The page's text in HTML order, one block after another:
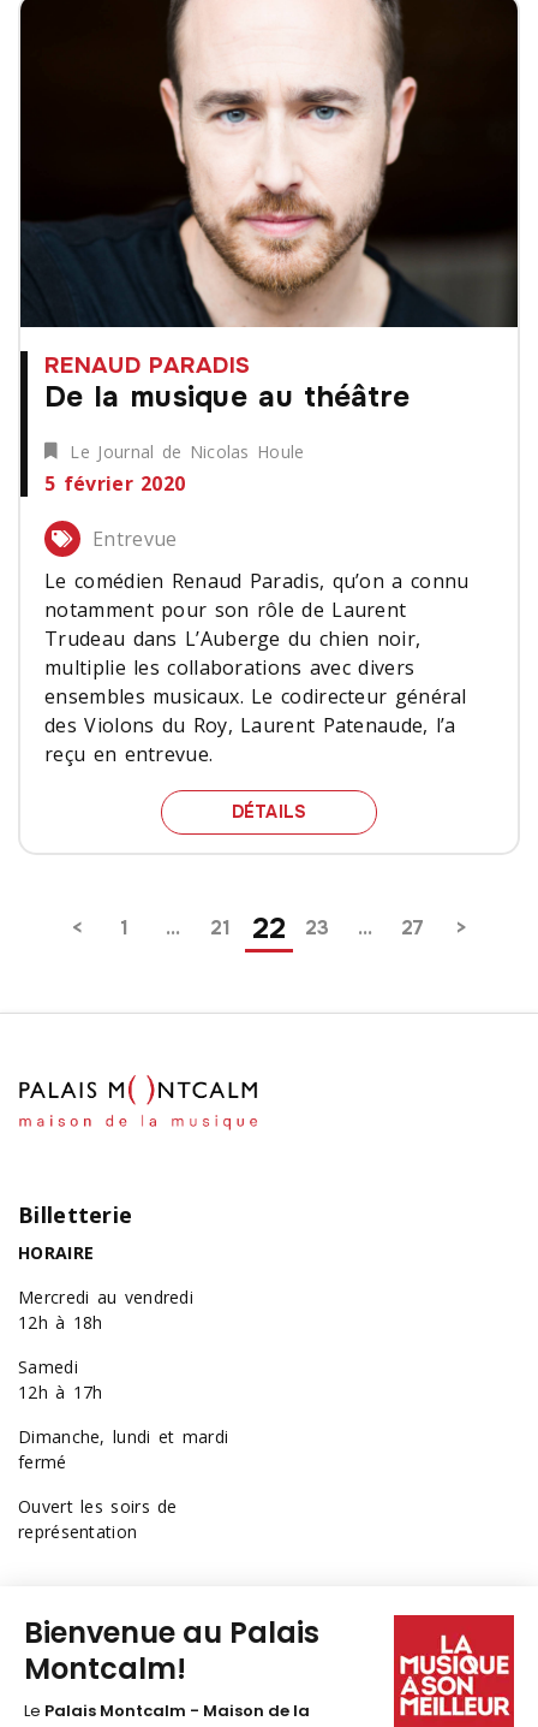
RENAUD PARADIS
De la musique au théâtre
Le Journal de Nicolas Houle
5 février 2020
Entrevue
Le comédien Renaud Paradis, qu’on a connu
notamment pour son rôle de Laurent
Trudeau dans L’Auberge du chien noir,
multiplie les collaborations avec divers
ensembles musicaux. Le codirecteur général
des Violons du Roy, Laurent Patenaude, l’a
reçu en entrevue.
DÉTAILS DE LA MUSIQUE AU
Pagination
1 … 21 22 23 … 27
Billetterie
HORAIRE
Mercredi au vendredi
12h à 18h
Samedi
12h à 17h
Dimanche, lundi et mardi
fermé
Ouvert les soirs de
représentation
1 877 641-6040
billetterie@palaismontcalm.ca